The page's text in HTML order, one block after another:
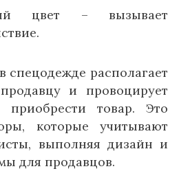
цвет – вызывает
спецодежде располагает
и провоцирует
приобрести товар. Это
которые учитывают
выполняя дизайн и
для продавцов.